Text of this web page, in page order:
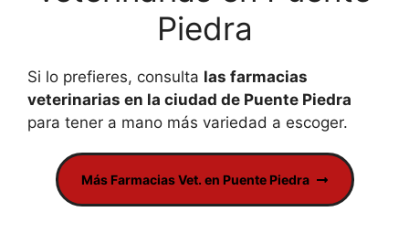
Piedra
Si lo prefieres, consulta las farmacias
veterinarias en la ciudad de Puente Piedra
para tener a mano más variedad a escoger.
Más Farmacias Vet. en Puente Piedra